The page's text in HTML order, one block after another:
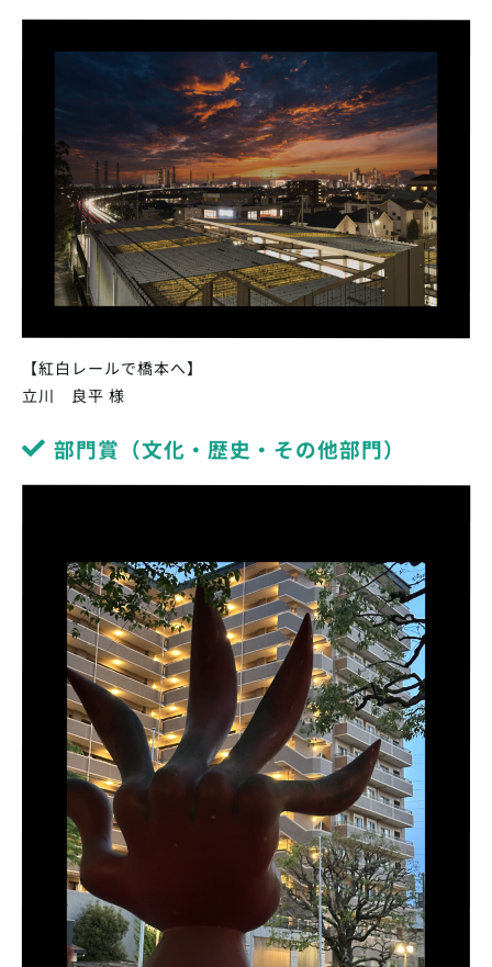
【紅白レールで橋本へ】
立川 良平 様
部門賞（文化・歴史・その他部門）